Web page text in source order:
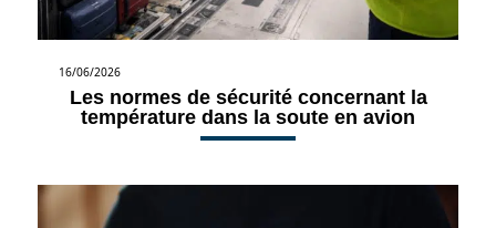
16/06/2026
Les normes de sécurité concernant la
température dans la soute en avion